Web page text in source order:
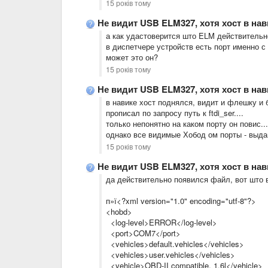
15 років тому
Не видит USB ELM327, хотя хост в
а как удастоверится што ELM
в диспетчере устройств есть порт именно
может это он?
15 років тому
Не видит USB ELM327, хотя хост в
в навике хост поднялся, видит и флешку и
прописал по запросу путь к ftdi_ser....
только непонятно на каком порту он
однако все видимые Хобод ом порты -
15 років тому
Не видит USB ELM327, хотя хост в
да действительно появился файл, вот што
п»ї<?xml version="1.0" encoding="utf-8"?>
<hobd>
<log-level>ERROR</log-level>
<port>COM7</port>
<vehicles>default.vehicles</vehicles>
<vehicles>user.vehicles</vehicles>
<vehicle>OBD-II compatible, 1.6l</vehicle>